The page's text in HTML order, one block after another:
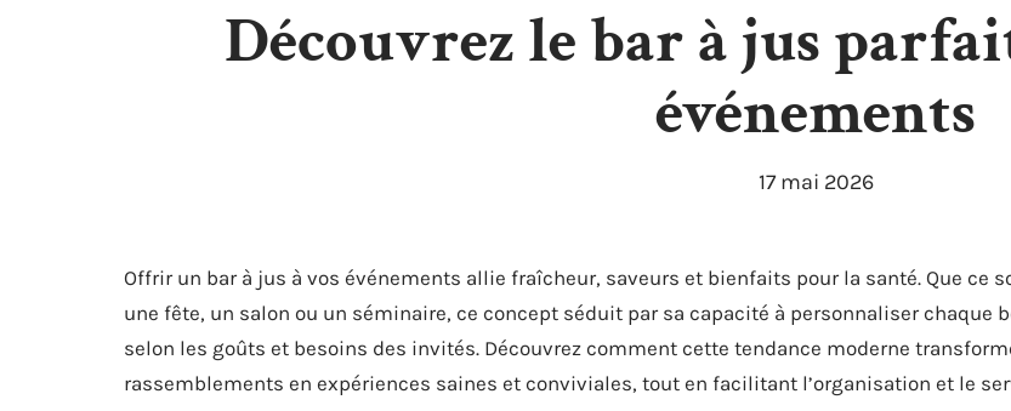
Découvrez le bar à jus
événements
17 mai 2026
Offrir un bar à jus à vos événements allie fraîcheur, saveurs et bienfaits pour la santé. Que ce
une fête, un salon ou un séminaire, ce concept séduit par sa capacité à personnaliser chaque
selon les goûts et besoins des invités. Découvrez comment cette tendance moderne
rassemblements en expériences saines et conviviales, tout en facilitant l’organisation et le